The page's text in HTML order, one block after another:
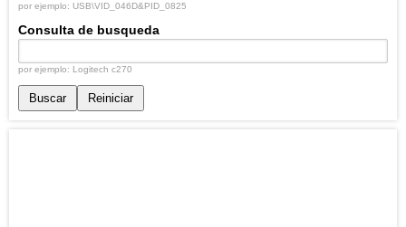
por ejemplo: USB\VID_046D&PID_0825
Consulta de busqueda
por ejemplo: Logitech c270
Buscar Reiniciar